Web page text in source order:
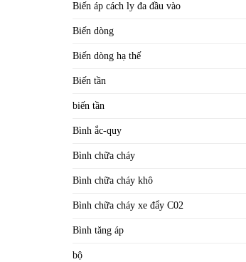
Biến áp cách ly đa đầu vào
Biến dòng
Biến dòng hạ thế
Biến tần
biến tần
Bình ắc-quy
Bình chữa cháy
Bình chữa cháy khô
Bình chữa cháy xe đẩy C02
Bình tăng áp
bộ